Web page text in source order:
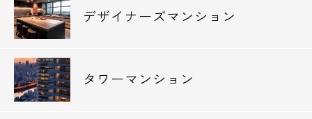
デザイナーズマンション
タワーマンション